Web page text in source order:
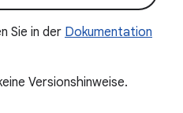
Sie in der Dokumentation
Versionshinweise.